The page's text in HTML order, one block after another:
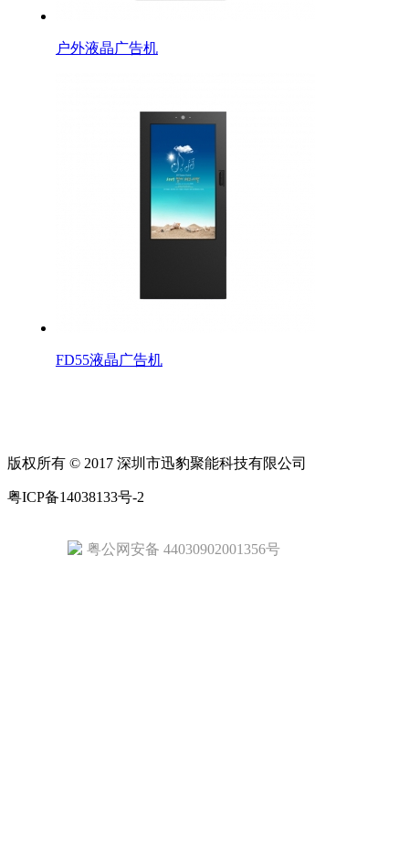
户外液晶广告机
FD55液晶广告机
版权所有 © 2017 深圳市迅豹聚能科技有限公司
粤ICP备14038133号-2
粤公网安备 44030902001356号